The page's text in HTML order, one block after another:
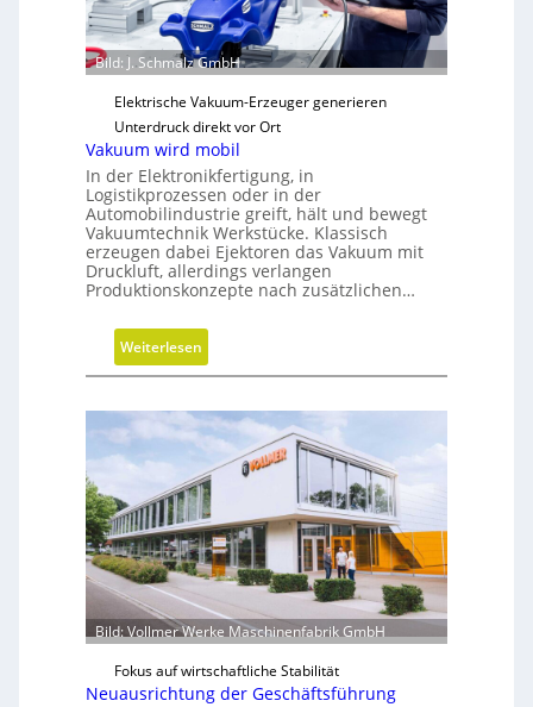
c
h
e
e
u
a
u
s
r
i
c
t
u
g
Bild: J. Schmalz GmbH
Elektrische Vakuum-Erzeuger generieren
Unterdruck direkt vor Ort
Vakuum wird mobil
In der Elektronikfertigung, in
Logistikprozessen oder in der
Automobilindustrie greift, hält und bewegt
Vakuumtechnik Werkstücke. Klassisch
erzeugen dabei Ejektoren das Vakuum mit
Druckluft, allerdings verlangen
Produktionskonzepte nach zusätzlichen…
Weiterlesen:
V
k
u
u
m
w
i
r
m
o
b
i
Bild: Vollmer Werke Maschinenfabrik GmbH
Fokus auf wirtschaftliche Stabilität
Neuausrichtung der Geschäftsführung